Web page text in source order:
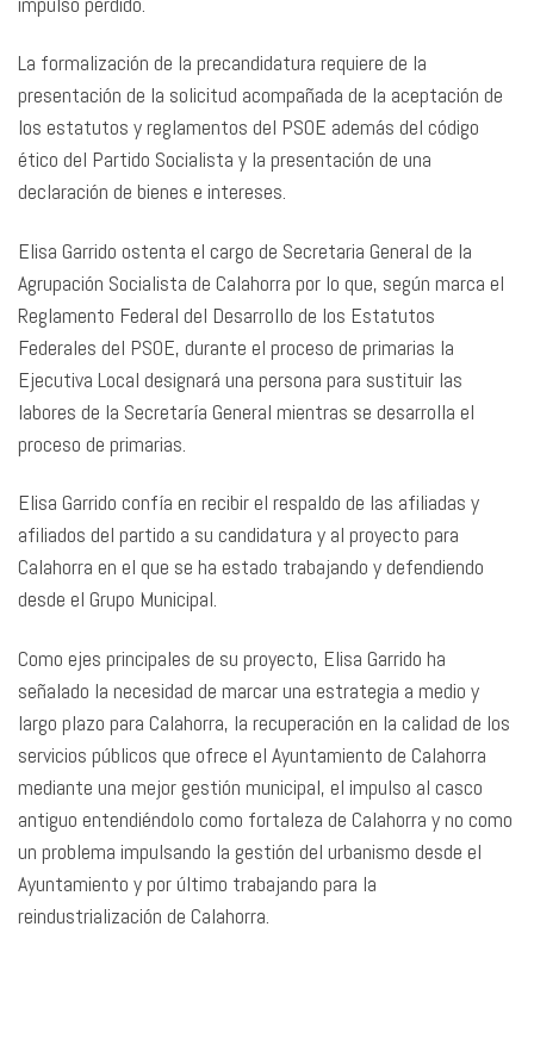
La formalización de la precandidatura requiere de la
presentación de la solicitud acompañada de la aceptación de
los estatutos y reglamentos del PSOE además del código
ético del Partido Socialista y la presentación de una
declaración de bienes e intereses.
Elisa Garrido ostenta el cargo de Secretaria General de la
Agrupación Socialista de Calahorra por lo que, según marca el
Reglamento Federal del Desarrollo de los Estatutos
Federales del PSOE, durante el proceso de primarias la
Ejecutiva Local designará una persona para sustituir las
labores de la Secretaría General mientras se desarrolla el
proceso de primarias.
Elisa Garrido confía en recibir el respaldo de las afiliadas y
afiliados del partido a su candidatura y al proyecto para
Calahorra en el que se ha estado trabajando y defendiendo
desde el Grupo Municipal.
Como ejes principales de su proyecto, Elisa Garrido ha
señalado la necesidad de marcar una estrategia a medio y
largo plazo para Calahorra, la recuperación en la calidad de los
servicios públicos que ofrece el Ayuntamiento de Calahorra
mediante una mejor gestión municipal, el impulso al casco
antiguo entendiéndolo como fortaleza de Calahorra y no como
un problema impulsando la gestión del urbanismo desde el
Ayuntamiento y por último trabajando para la
reindustrialización de Calahorra.